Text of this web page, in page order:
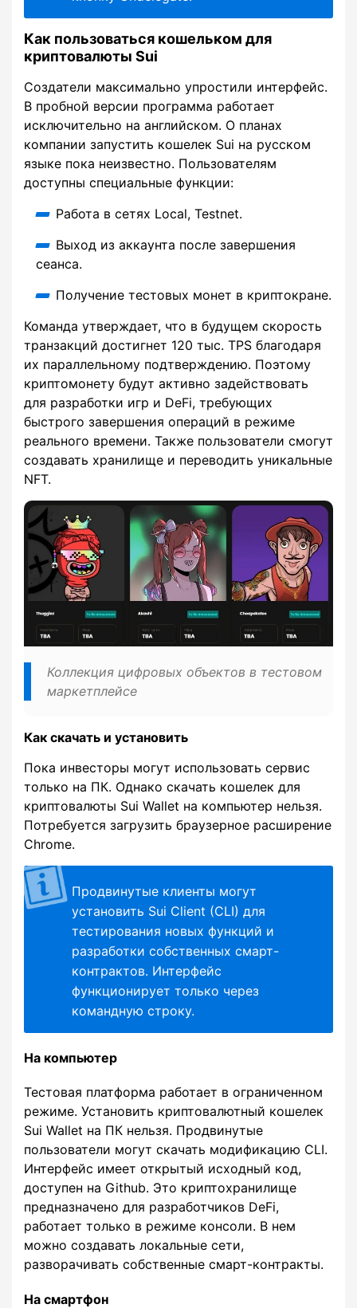
Как пользоваться кошельком для
криптовалюты Sui
Создатели максимально упростили интерфейс.
В пробной версии программа работает
исключительно на английском. О планах
компании запустить кошелек Sui на русском
языке пока неизвестно. Пользователям
доступны специальные функции:
Работа в сетях Local, Testnet.
Выход из аккаунта после завершения
сеанса.
Получение тестовых монет в криптокране.
Команда утверждает, что в будущем скорость
транзакций достигнет 120 тыс. TPS благодаря
их параллельному подтверждению. Поэтому
криптомонету будут активно задействовать
для разработки игр и DeFi, требующих
быстрого завершения операций в режиме
реального времени. Также пользователи смогут
создавать хранилище и переводить уникальные
NFT.
Коллекция цифровых объектов в тестовом
маркетплейсе
Как скачать и установить
Пока инвесторы могут использовать сервис
только на ПК. Однако скачать кошелек для
криптовалюты Sui Wallet на компьютер нельзя.
Потребуется загрузить браузерное расширение
Chrome.
Продвинутые клиенты могут
установить Sui Client (CLI) для
тестирования новых функций и
разработки собственных смарт-
контрактов. Интерфейс
функционирует только через
командную строку.
На компьютер
Тестовая платформа работает в ограниченном
режиме. Установить криптовалютный кошелек
Sui Wallet на ПК нельзя. Продвинутые
пользователи могут скачать модификацию CLI.
Интерфейс имеет открытый исходный код,
доступен на Github. Это криптохранилище
предназначено для разработчиков DeFi,
работает только в режиме консоли. В нем
можно создавать локальные сети,
разворачивать собственные смарт-контракты.
На смартфон